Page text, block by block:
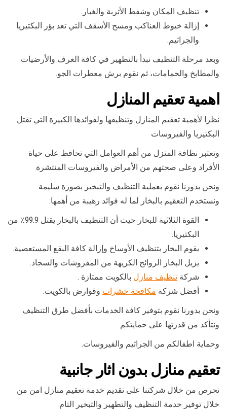
تنظيف المكان وشفط الأتربة والغبار.
إزالة خيوط العناكب ومسح الأسقف التي تعد بؤر البكتيريا
والجراثيم.
وبعد مرحلة التنظيف نبدأ بالتطهير في كافة الغرف والأرضيات
والمطابخ والحمامات، ثم نقوم برش معطرات الجو.
اهمية تعقيم المنازل
نظرا لأهمية تعقيم المنازل وتنظيفها ولفوائدها الكبيرة التي تقتل
البكتيريا والفيروسات
وتعتبر نظافة المنزل من أهم العوامل التي تحافظ على حياة
الأفراد وعلى صحتهم من الأمراض والفيروسات المنتشرة
ونحن بدورنا نقوم بعملية التنظيف والتبخير بصورة سليمة
ونستخدم التعقيم بالبخار لما له فوائد رهيبة من أهمها:
القوة الثلاثية للبخار حيث أن التنظيف بالبخار يقتل 99.9٪ من
البكتيريا.
يقوم البخار بتنظيف الأوساخ وإزالة كافة البقع المستعصية.
يزيل البخار الروائح الكريهة من المفروشات والسجاد.
شركة تنظيف منازل بالكويت ممتازة .
أفضل شركة مكافحة حشرات وقوارض بالكويت.
ونحن بدورنا نقوم بتوفير كافة الخدمات بأفضل طرق التنظيف
ونتأكد من قدرتها على حمايتكم
وحماية اطفالكم من الجراثيم والفيروسات.
تعقيم منازل بدون اثار جانبية
نحرص من خلال شركتنا على تقديم خدمة تعقيم منازل امن من
خلال توفير خدمة التنظيف والتطهير والتبخير التام